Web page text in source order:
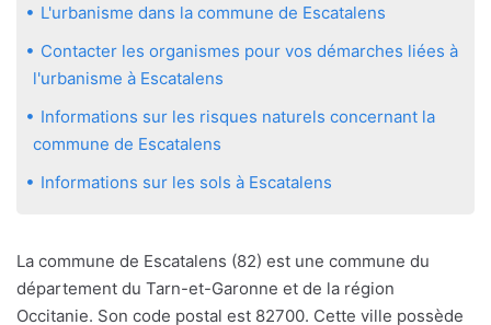
L'urbanisme dans la commune de Escatalens
Contacter les organismes pour vos démarches liées à
l'urbanisme à Escatalens
Informations sur les risques naturels concernant la
commune de Escatalens
Informations sur les sols à Escatalens
La commune de Escatalens (82) est une commune du
département du Tarn-et-Garonne et de la région
Occitanie. Son code postal est 82700. Cette ville possède